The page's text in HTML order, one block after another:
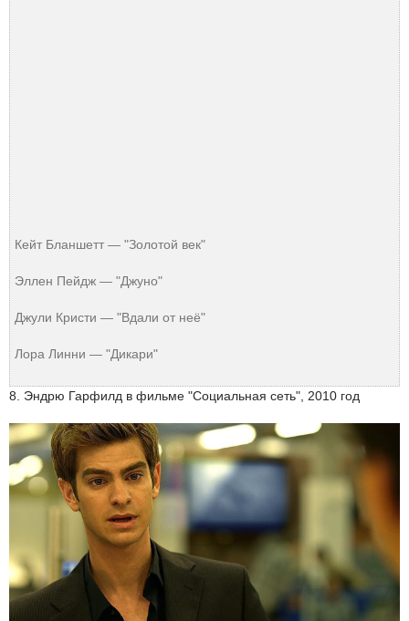
Кейт Бланшетт — "Золотой век"
Эллен Пейдж — "Джуно"
Джули Кристи — "Вдали от неё"
Лора Линни — "Дикари"
8. Эндрю Гарфилд в фильме "Социальная сеть", 2010 год